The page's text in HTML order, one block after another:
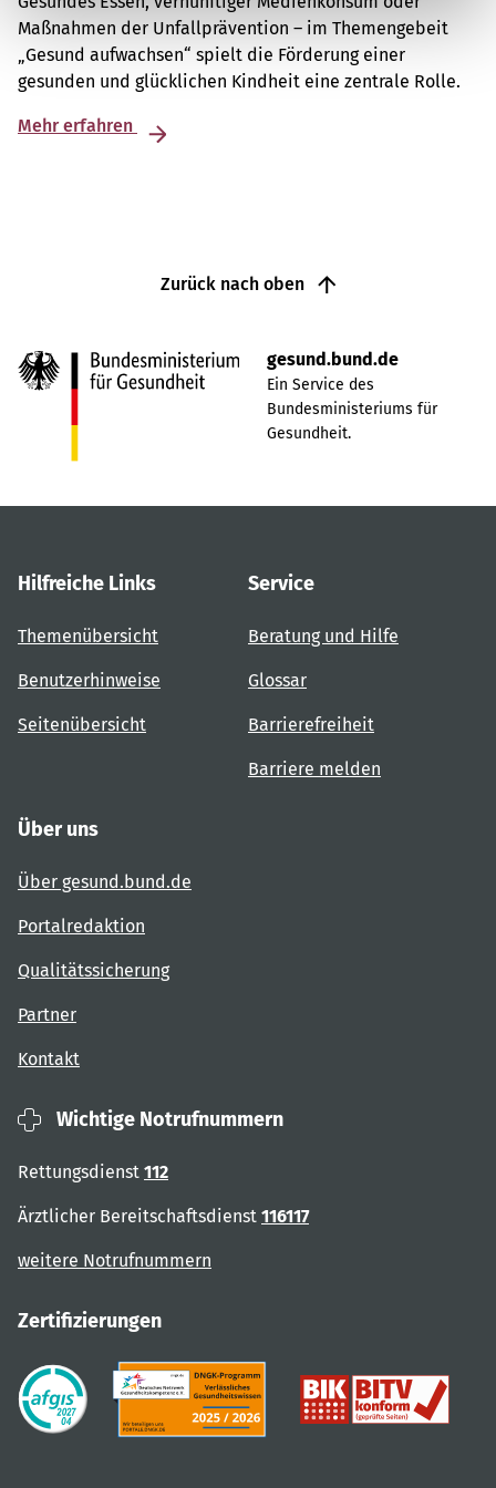
Maßnahmen der Unfallprävention – im Themengebeit
„Gesund aufwachsen“ spielt die Förderung einer
gesunden und glücklichen Kindheit eine zentrale Rolle.
Mehr erfahren
Zurück nach oben
gesund.bund.de
Ein Service des
Bundesministeriums für
Gesundheit.
Hilfreiche Links
Themenübersicht
Benutzerhinweise
Seitenübersicht
Service
Beratung und Hilfe
Glossar
Barrierefreiheit
Barriere melden
Über uns
Über gesund.bund.de
Portalredaktion
Qualitätssicherung
Partner
Kontakt
Wichtige Notrufnummern
Rettungsdienst 112
Ärztlicher Bereitschaftsdienst 116117
weitere Notrufnummern
Zertifizierungen